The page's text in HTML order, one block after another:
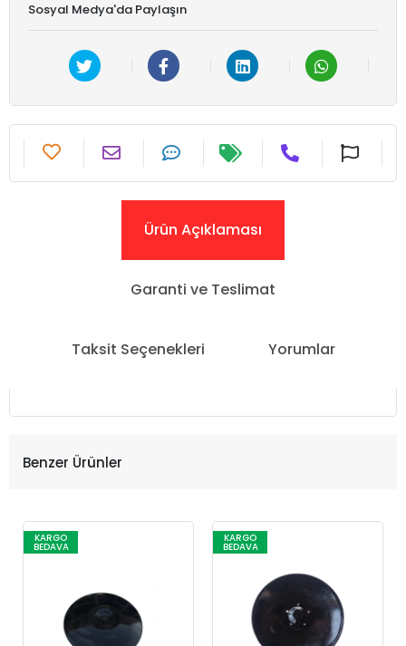
Sosyal Medya'da Paylaşın
Ürün Açıklaması
Garanti ve Teslimat
Taksit Seçenekleri Yorumlar
Benzer Ürünler
KARGO
BEDAVA
KARGO
BEDAVA